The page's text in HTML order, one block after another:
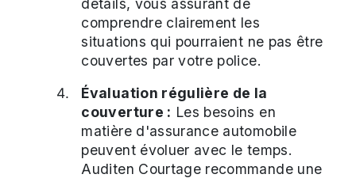
détails, vous assurant de
comprendre clairement les
situations qui pourraient ne pas être
couvertes par votre police.
Évaluation régulière de la
couverture : Les besoins en
matière d'assurance automobile
peuvent évoluer avec le temps.
Auditen Courtage recommande une